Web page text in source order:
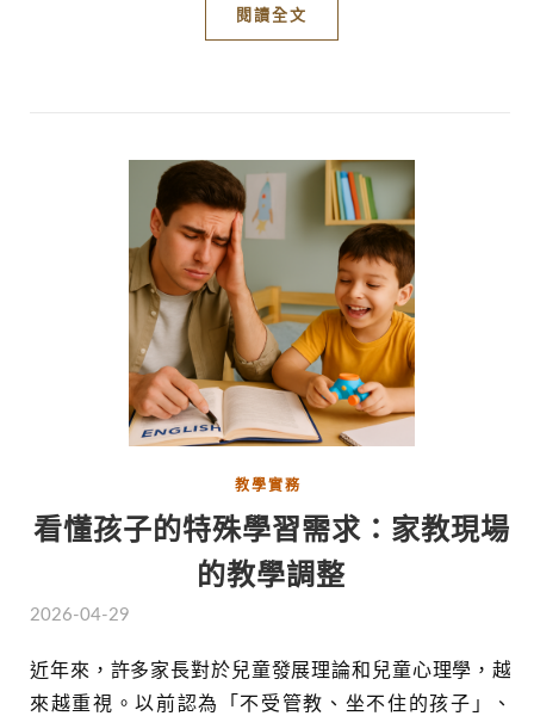
閱讀全文
教學實務
看懂孩子的特殊學習需求：家教現場
的教學調整
2026-04-29
近年來，許多家長對於兒童發展理論和兒童心理學，越
來越重視。以前認為「不受管教、坐不住的孩子」、